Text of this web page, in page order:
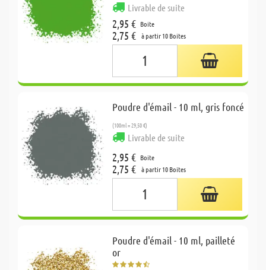
Livrable de suite
2,95 € Boite
2,75 € à partir 10 Boites
Poudre d'émail - 10 ml, gris foncé
(100ml = 29,50 €)
Livrable de suite
2,95 € Boite
2,75 € à partir 10 Boites
Poudre d'émail - 10 ml, pailleté
or